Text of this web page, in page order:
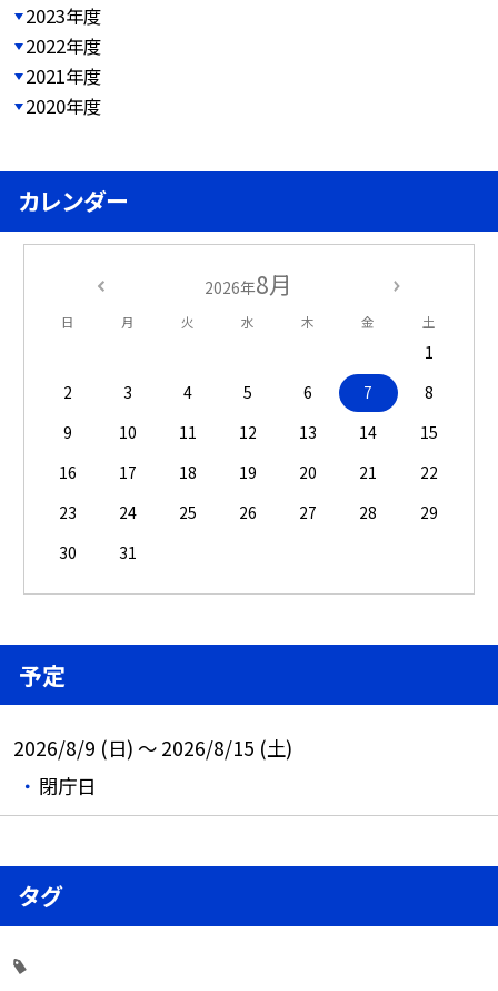
2023年度
2022年度
2021年度
2020年度
カレンダー
2026年8月
日 月 火 水 木 金 土
1
2
3 4 5 6 7
8
9
10 11 12 13 14
15
16
17 18 19 20 21
22
23
24 25 26 27 28
29
30
31
予定
2026/8/9 (日) ～ 2026/8/15 (土)
閉庁日
タグ